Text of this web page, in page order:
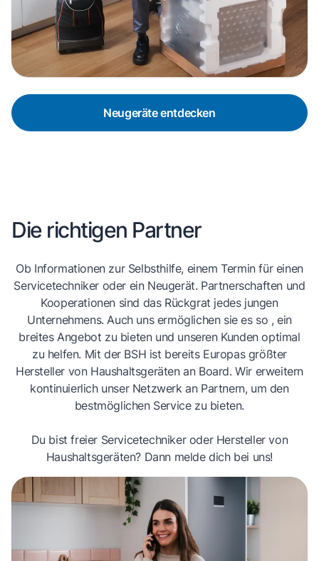
Neugeräte entdecken
Die richtigen Partner
Ob Informationen zur Selbsthilfe, einem Termin für einen
Servicetechniker oder ein Neugerät. Partnerschaften und
Kooperationen sind das Rückgrat jedes jungen
Unternehmens. Auch uns ermöglichen sie es so , ein
breites Angebot zu bieten und unseren Kunden optimal
zu helfen. Mit der BSH ist bereits Europas größter
Hersteller von Haushaltsgeräten an Board. Wir erweitern
kontinuierlich unser Netzwerk an Partnern, um den
bestmöglichen Service zu bieten.
Du bist freier Servicetechniker oder Hersteller von
Haushaltsgeräten? Dann melde dich bei uns!